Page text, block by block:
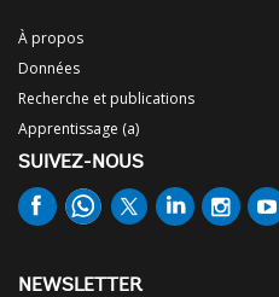
À propos
Données
Recherche et publications
Apprentissage (a)
SUIVEZ-NOUS
NEWSLETTER